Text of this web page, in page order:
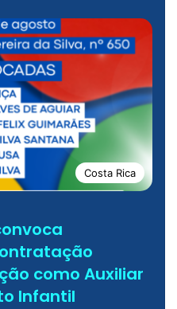
Costa Rica
como Auxiliar
Infantil